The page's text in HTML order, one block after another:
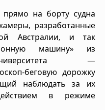
на борту судна
разработанные
Австралии, и так
машину» из
—
беговую дорожку
наблюдать за их
в режиме